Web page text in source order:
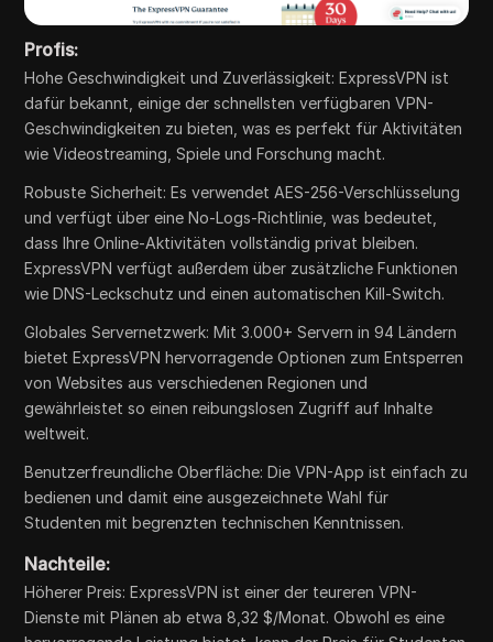
Profis:
Hohe Geschwindigkeit und Zuverlässigkeit: ExpressVPN ist
dafür bekannt, einige der schnellsten verfügbaren VPN-
Geschwindigkeiten zu bieten, was es perfekt für Aktivitäten
wie Videostreaming, Spiele und Forschung macht.
Robuste Sicherheit: Es verwendet AES-256-Verschlüsselung
und verfügt über eine No-Logs-Richtlinie, was bedeutet,
dass Ihre Online-Aktivitäten vollständig privat bleiben.
ExpressVPN verfügt außerdem über zusätzliche Funktionen
wie DNS-Leckschutz und einen automatischen Kill-Switch.
Globales Servernetzwerk: Mit 3.000+ Servern in 94 Ländern
bietet ExpressVPN hervorragende Optionen zum Entsperren
von Websites aus verschiedenen Regionen und
gewährleistet so einen reibungslosen Zugriff auf Inhalte
weltweit.
Benutzerfreundliche Oberfläche: Die VPN-App ist einfach zu
bedienen und damit eine ausgezeichnete Wahl für
Studenten mit begrenzten technischen Kenntnissen.
Nachteile:
Höherer Preis: ExpressVPN ist einer der teureren VPN-
Dienste mit Plänen ab etwa 8,32 $/Monat. Obwohl es eine